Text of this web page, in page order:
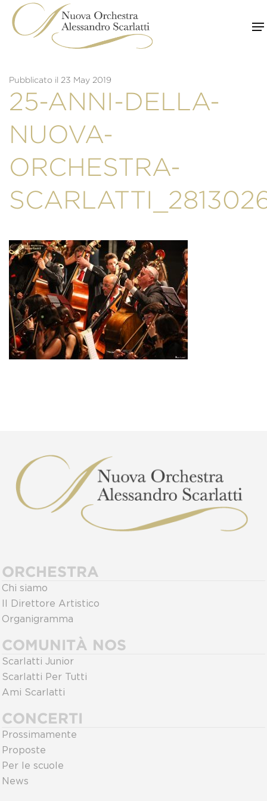
content
Pubblicato il 23 May 2019
25-ANNI-DELLA-
NUOVA-
ORCHESTRA-
ORCHESTRA
Chi siamo
Il Direttore Artistico
Organigramma
COMUNITÀ NOS
Scarlatti Junior
Scarlatti Per Tutti
Ami Scarlatti
CONCERTI
Prossimamente
Proposte
Per le scuole
News